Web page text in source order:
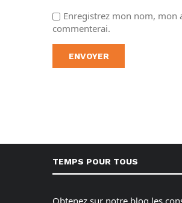
Enregistrez mon nom, mon
commenterai.
TEMPS POUR TOUS
Obtenez sur notre blog les